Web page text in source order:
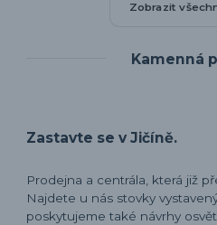
Zobrazit
Kamenná
Zastavte se v Jičíně.
Prodejna a centrála, která již
Najdete u nás stovky
poskytujeme také návrhy